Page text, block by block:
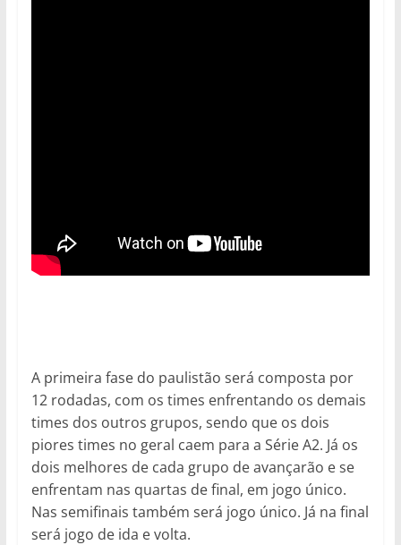
A primeira fase do paulistão será composta por
12 rodadas, com os times enfrentando os demais
times dos outros grupos, sendo que os dois
piores times no geral caem para a Série A2. Já os
dois melhores de cada grupo de avançarão e se
enfrentam nas quartas de final, em jogo único.
Nas semifinais também será jogo único. Já na final
será jogo de ida e volta.